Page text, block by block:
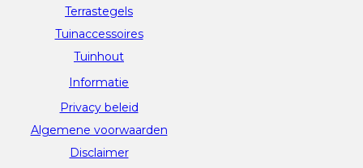
Terrastegels
Tuinaccessoires
Tuinhout
Informatie
Privacy beleid
Algemene voorwaarden
Disclaimer